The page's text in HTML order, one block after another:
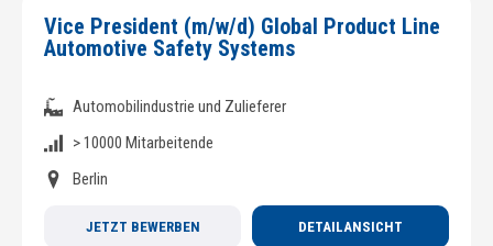
Vice President (m/w/d) Global Product Line
Automotive Safety Systems
Automobilindustrie und Zulieferer
> 10000 Mitarbeitende
Berlin
JETZT BEWERBEN DETAILANSICHT